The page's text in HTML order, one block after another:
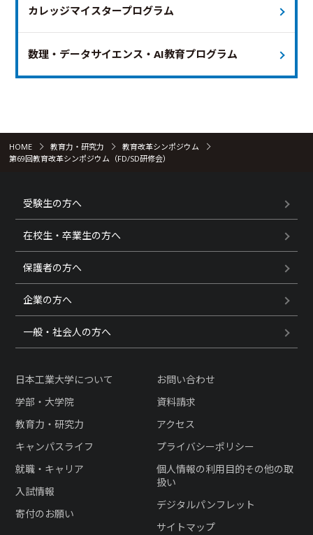
カレッジマイスタープログラム
数理・データサイエンス・AI教育プログラム
HOME 教育力・研究力
教育改革シンポジウム
第69回教育改革シンポジウム（FD/SD研修会）
受験生の方へ
在校生・卒業生の方へ
保護者の方へ
企業の方へ
一般・社会人の方へ
日本工業大学について
学部・大学院
教育力・研究力
キャンパスライフ
就職・キャリア
入試情報
寄付のお願い
お問い合わせ
資料請求
アクセス
プライバシーポリシー
個人情報の利用目的その他の取
扱い
デジタルパンフレット
サイトマップ